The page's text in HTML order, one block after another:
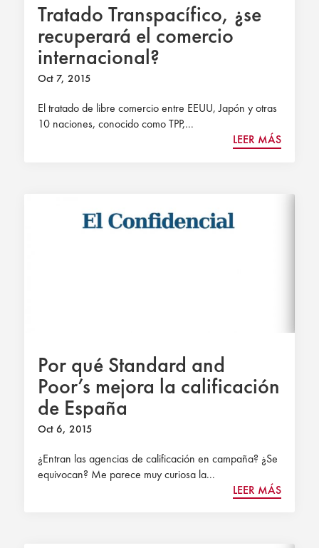
Tratado Transpacífico, ¿se
recuperará el comercio
internacional?
Oct 7, 2015
El tratado de libre comercio entre EEUU, Japón y otras
10 naciones, conocido como TPP,...
LEER MÁS
Por qué Standard and
Poor’s mejora la calificación
de España
Oct 6, 2015
¿Entran las agencias de calificación en campaña? ¿Se
equivocan? Me parece muy curiosa la...
LEER MÁS